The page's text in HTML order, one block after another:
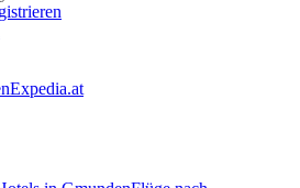
Expedia.at